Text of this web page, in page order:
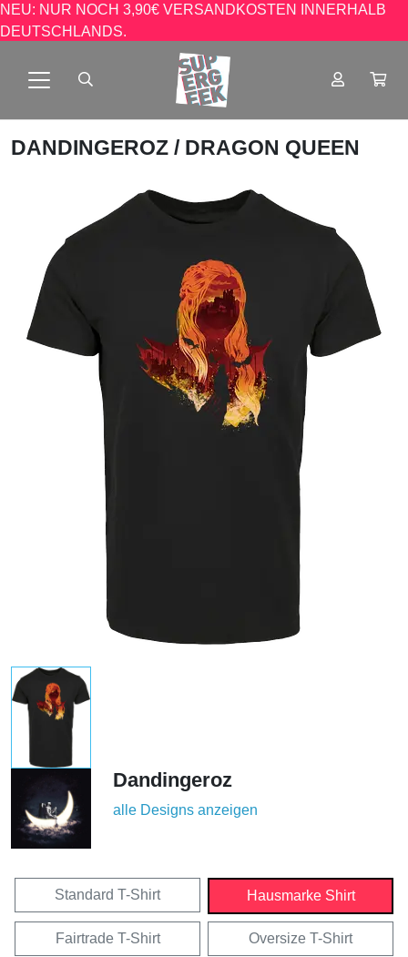
NEU: NUR NOCH 3,90€ VERSANDKOSTEN INNERHALB
DEUTSCHLANDS.
DANDINGEROZ / DRAGON QUEEN
Dandingeroz
alle Designs anzeigen
Standard T-Shirt Hausmarke Shirt
Fairtrade T-Shirt Oversize T-Shirt